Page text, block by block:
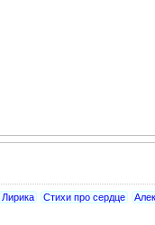
Лирика Стихи про сердце